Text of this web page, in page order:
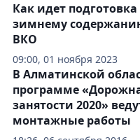
09:00, 01 ноября 2023
Как идет подготовка
зимнему
ВКО
В Алматинской
программе
занятости 2020»
монтажные работы